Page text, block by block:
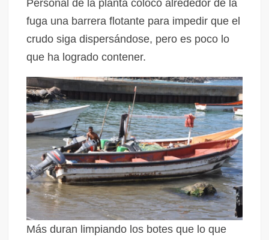
Personal de la planta colocó alrededor de la
fuga una barrera flotante para impedir que el
crudo siga dispersándose, pero es poco lo
que ha logrado contener.
Más duran limpiando los botes que lo que